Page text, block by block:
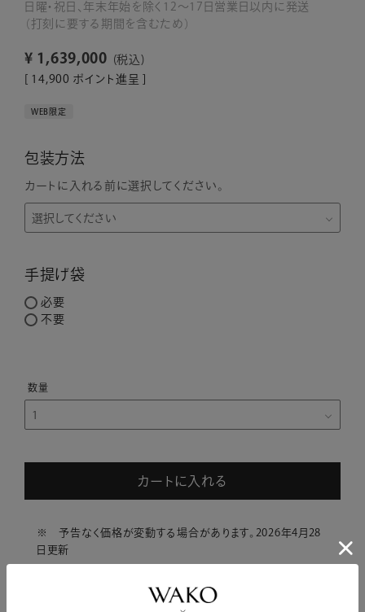
日曜・祝日、年末年始を除く12～17日営業日以内に発送
（打刻に要する期間を含むため）
¥ 1,639,000
税込
14,900 ポイント進呈 ]
WEB限定
包装方法
カートに入れる前に選択してください。
手提げ袋
必要
不要
カートに入れる
※ 予告なく価格が変動する場合があります。2026年4月28
日更新
商品について問い合わせる